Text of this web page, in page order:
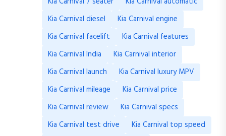
Kia Carnival diesel
Kia Carnival engine
Kia Carnival facelift
Kia Carnival features
Kia Carnival India
Kia Carnival interior
Kia Carnival launch
Kia Carnival luxury MPV
Kia Carnival mileage
Kia Carnival price
Kia Carnival review
Kia Carnival specs
Kia Carnival test drive
Kia Carnival top speed